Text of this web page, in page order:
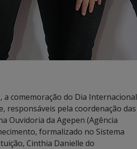
a comemoração do Dia Internacional
responsáveis pela coordenação das
Ouvidoria da Agepen (Agência
formalizado no Sistema
Cinthia Danielle do